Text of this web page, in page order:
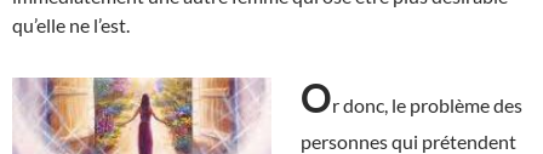
qu’elle ne l’est.
Or donc, le problème des
personnes qui prétendent